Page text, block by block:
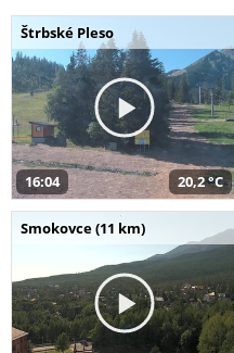
Štrbské Pleso
16:04 20,2 °C
Smokovce (11 km)